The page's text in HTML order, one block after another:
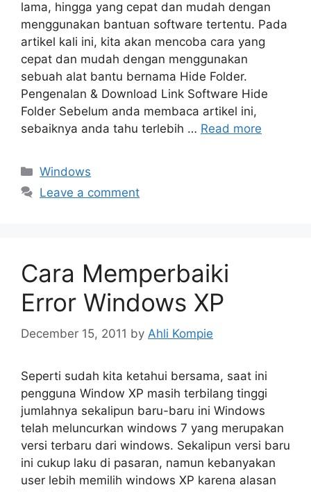
lama, hingga yang cepat dan mudah dengan
menggunakan bantuan software tertentu. Pada
artikel kali ini, kita akan mencoba cara yang
cepat dan mudah dengan menggunakan
sebuah alat bantu bernama Hide Folder.
Pengenalan & Download Link Software Hide
Folder Sebelum anda membaca artikel ini,
sebaiknya anda tahu terlebih … Read more
Categories
Windows
Leave a comment
Cara Memperbaiki
Error Windows XP
December 15, 2011 by Ahli Kompie
Seperti sudah kita ketahui bersama, saat ini
pengguna Window XP masih terbilang tinggi
jumlahnya sekalipun baru-baru ini Windows
telah meluncurkan windows 7 yang merupakan
versi terbaru dari windows. Sekalipun versi baru
ini cukup laku di pasaran, namun kebanyakan
user lebih memilih windows XP karena alasan